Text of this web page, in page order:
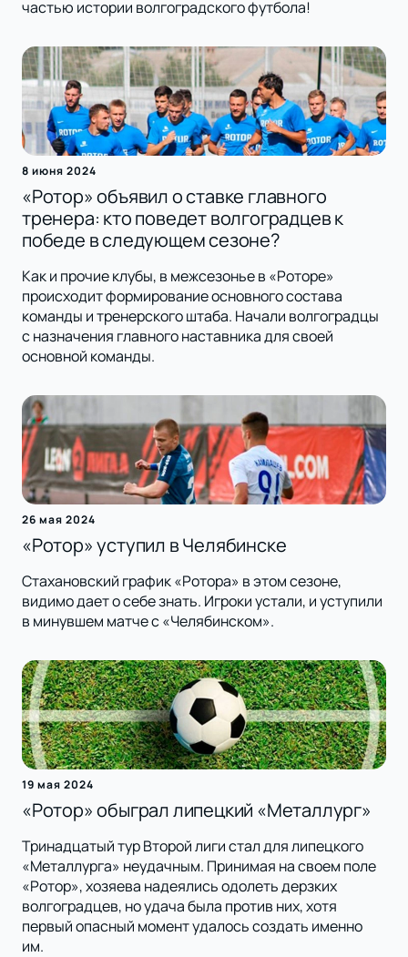
частью истории волгоградского футбола!
8 июня 2024
«Ротор» объявил о ставке главного
тренера: кто поведет волгоградцев к
победе в следующем сезоне?
Как и прочие клубы, в межсезонье в «Роторе»
происходит формирование основного состава
команды и тренерского штаба. Начали волгоградцы
с назначения главного наставника для своей
основной команды.
26 мая 2024
«Ротор» уступил в Челябинске
Стахановский график «Ротора» в этом сезоне,
видимо дает о себе знать. Игроки устали, и уступили
в минувшем матче с «Челябинском».
19 мая 2024
«Ротор» обыграл липецкий «Металлург»
Тринадцатый тур Второй лиги стал для липецкого
«Металлурга» неудачным. Принимая на своем поле
«Ротор», хозяева надеялись одолеть дерзких
волгоградцев, но удача была против них, хотя
первый опасный момент удалось создать именно
им.